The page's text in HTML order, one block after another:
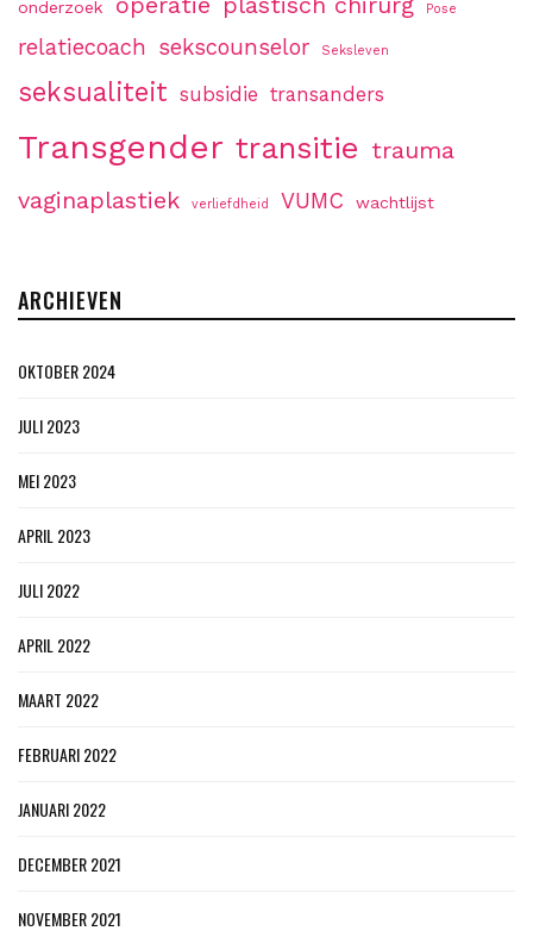
onderzoek Pose
relatiecoach sekscounselor Seksleven
seksualiteit subsidie transanders
Transgender transitie trauma
vaginaplastiek
verliefdheid VUMC wachtlijst
ARCHIEVEN
OKTOBER 2024
JULI 2023
MEI 2023
APRIL 2023
JULI 2022
APRIL 2022
MAART 2022
FEBRUARI 2022
JANUARI 2022
DECEMBER 2021
NOVEMBER 2021